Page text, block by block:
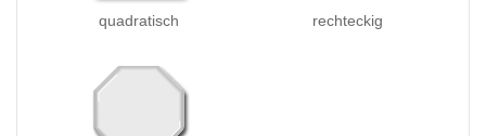
quadratisch rechteckig